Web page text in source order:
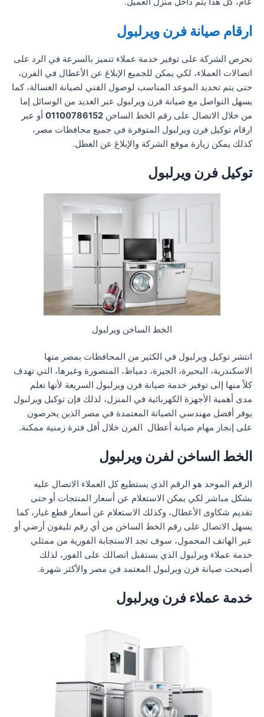
ارقام صيانة فرن ويرلبول
تحرص الشركة على توفير خدمة عملاء تتميز بالسرعة في الرد على
اتصالات العملاء، لكي يمكن للجميع الإبلاغ عن الأعطال في الفرن،
حتى يتم تحديد الموعد المناسب لوصول الفني لصيانة الغسالة، كما
يسهل التواصل مع صيانة فرن ويرلبول عبر العديد من الوسائل إما
من خلال الاتصال على رقم الخط الساخن 01100786152 أو عبر
ارقام توكيل فرن ويرلبول المتوفرة في جميع محافظات مصر،
كذلك يمكن زيارة موقع الشركة والإبلاغ عن العطل.
توكيل فرن ويرلبول
الخط الساخن ويرلبول
انتشر توكيل ويرلبول في الكثير من المحافظات بمصر منها
الاسكندرية، البحيرة، الجيزة، دمياط، المنصورة وغيرها، التي تهدف
كلاً منها إلى توفير خدمة صيانة فرن ويرلبول السريعة لأنها تعلم
مدى أهمية الأجهزة الكهربائية في المنزل، لذلك فإن توكيل ويرلبول
يوفر أفضل مهندسي الصيانة المعتمدة في مصر الذين يحرصون
على إنجاز مهام صيانة أعطال الفرن خلال أقل فترة زمنية ممكنة.
الخط الساخن لفرن ويرلبول
الرقم الموحد هو الرقم الذي يستطيع كل العملاء الاتصال عليه
بشكل مباشر لكي يمكن الاستعلام عن أسعار المنتجات أو حتى
تقديم شكاوى الأعطال، وكذلك الاستعلام عن أسعار قطع غيار، كما
يسهل الاتصال على رقم الخط الساخن من أي رقم تليفون أرضي أو
عبر الهاتف المحمول، سوف تجد الاستجابة الفورية من ممثلي
خدمة عملاء ويرلبول الذي يستقبل اتصالك على الفور، لذلك
أصبحت صيانة فرن ويرلبول المعتمد في مصر والأكثر شهرة.
خدمة عملاء فرن ويرلبول